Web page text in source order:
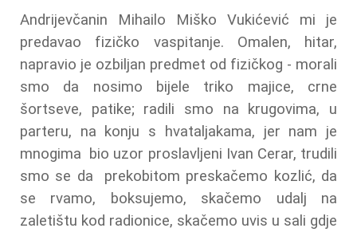
Andrijevčanin Mihailo Miško Vukićević mi je
predavao fizičko vaspitanje. Omalen, hitar,
napravio je ozbiljan predmet od fizičkog - morali
smo da nosimo bijele triko majice, crne
šortseve, patike; radili smo na krugovima, u
parteru, na konju s hvataljakama, jer nam je
mnogima bio uzor proslavljeni Ivan Cerar, trudili
smo se da prekobitom preskačemo kozlić, da
se rvamo, boksujemo, skačemo udalj na
zaletištu kod radionice, skačemo uvis u sali gdje